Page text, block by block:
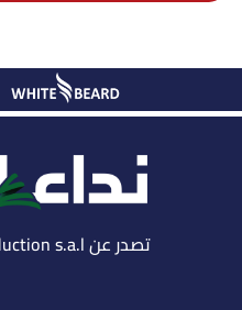
تصدر عن Lebanese Media Production s.a.l